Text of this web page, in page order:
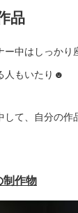
品
ー中はしっか
人もいたり☻
して、自分の作
制作物